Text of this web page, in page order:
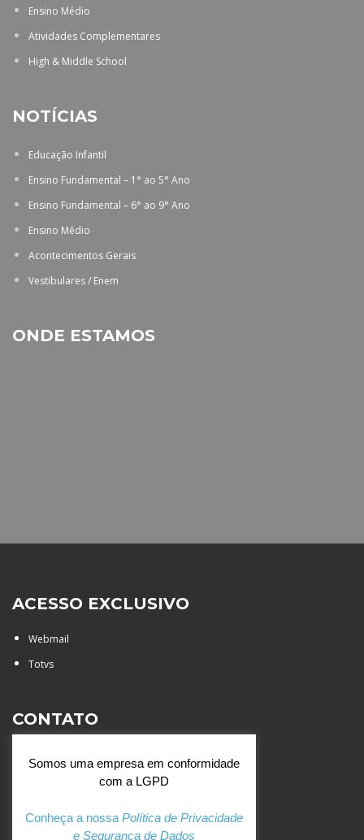
Ensino Médio
Atividades Complementares
High & Middle School
NOTÍCIAS
Educação Infantil
Ensino Fundamental – 1° ao 5° Ano
Ensino Fundamental – 6° ao 9° Ano
Ensino Médio
Acontecimentos Gerais
Vestibulares / Enem
ONDE ESTAMOS
ACESSO EXCLUSIVO
Webmail
Totvs
CONTATO
Santa Catarina - São José do
Rio Preto (SP)
+55 (17) 3354 7000
Somos uma empresa em conformidade
com a LGPD
Conheça a nossa Política de Privacidade
e Segurança de Dados